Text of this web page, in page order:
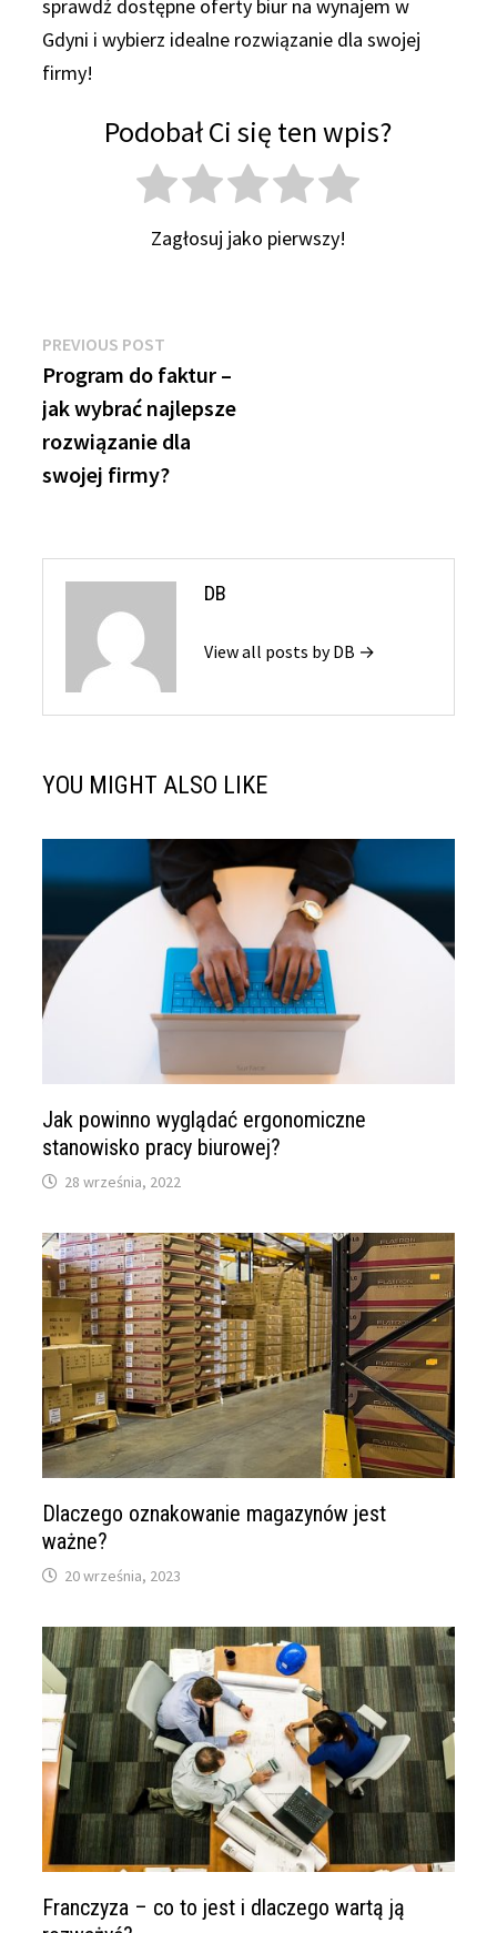
sprawdź dostępne oferty biur na wynajem w
Gdyni i wybierz idealne rozwiązanie dla swojej
firmy!
Podobał Ci się ten wpis?
Zagłosuj jako pierwszy!
Nawigacja
wpisu
PREVIOUS POST
post:
Program do faktur –
jak wybrać najlepsze
rozwiązanie dla
swojej firmy?
DB
View all posts by DB →
YOU MIGHT ALSO LIKE
Jak powinno wyglądać ergonomiczne
stanowisko pracy biurowej?
28 września, 2022
Dlaczego oznakowanie magazynów jest
ważne?
20 września, 2023
Franczyza – co to jest i dlaczego wartą ją